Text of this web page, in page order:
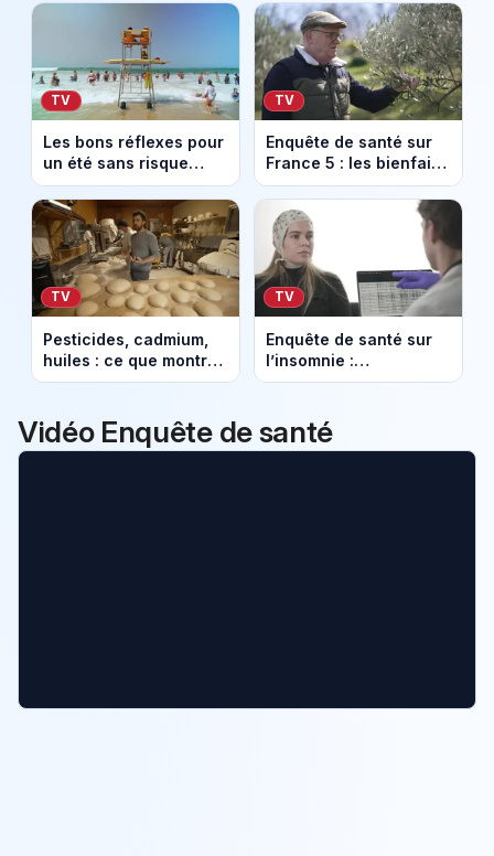
TV
Les bons réflexes pour
un été sans risque
dans "Enquête de
santé" sur France 5
TV
Enquête de santé sur
France 5 : les bienfaits
concrets de la nature
sur notre santé
expliqués
TV
Pesticides, cadmium,
huiles : ce que montre
Enquête de santé sur
TV
Enquête de santé sur
l’insomnie :
comprendre et traiter
Vidéo Enquête de santé